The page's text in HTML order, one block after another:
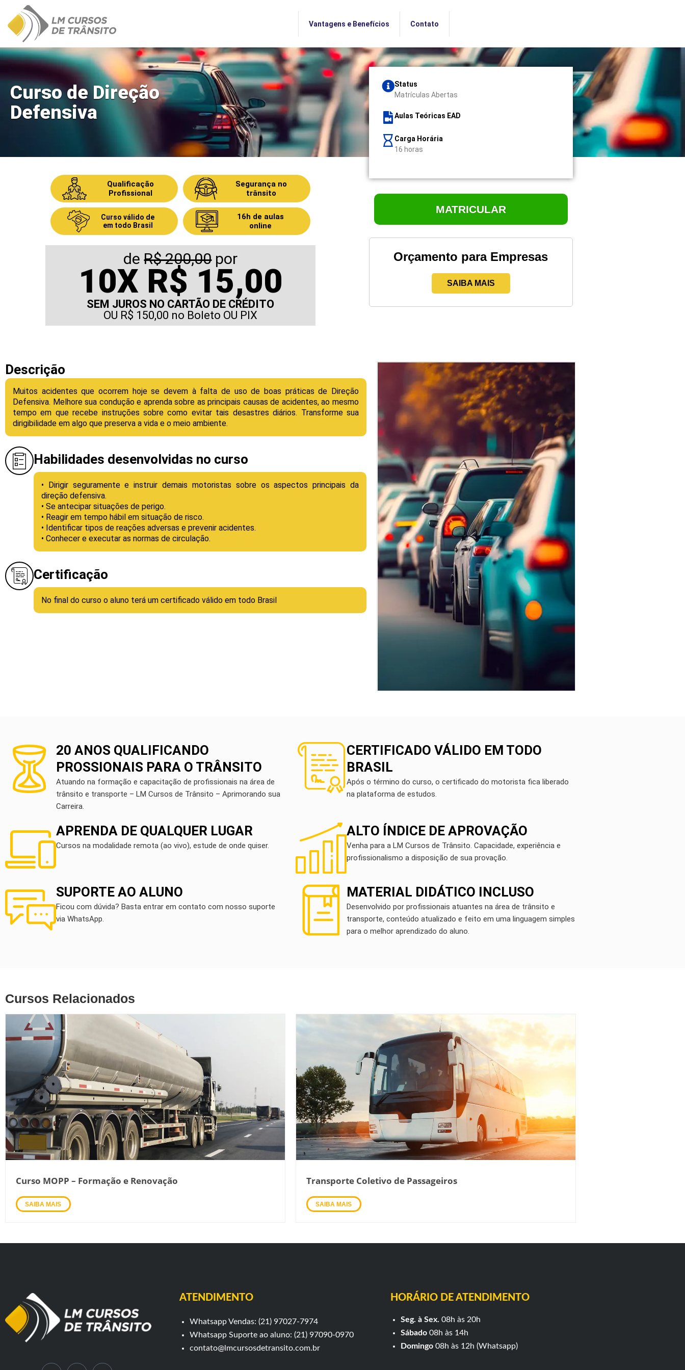
para
conteúdo
Vantagens e Benefícios Contato
Curso de Direção
Defensiva
Qualificação
Profissional
Segurança no
trânsito
Curso válido de
em todo Brasil
16h de aulas
online
deR$ 200,00por
10XR$ 15,00
SEM JUROS NO CARTÃO DE CRÉDITO
OU R$ 150,00 no Boleto OU PIX
Status
Matrículas Abertas
Aulas Teóricas EAD
Carga Horária
16 horas
MATRICULAR
Orçamento para Empresas
SAIBA MAIS
Descrição
Muitos acidentes que ocorrem hoje se devem à falta de uso de boas práticas de Direção
Defensiva. Melhore sua condução e aprenda sobre as principais causas de acidentes, ao mesmo
tempo em que recebe instruções sobre como evitar tais desastres diários. Transforme sua
dirigibilidade em algo que preserva a vida e o meio ambiente.
Habilidades desenvolvidas no curso
• Dirigir seguramente e instruir demais motoristas sobre os aspectos principais da
direção defensiva.
• Se antecipar situações de perigo.
• Reagir em tempo hábil em situação de risco.
• Identificar tipos de reações adversas e prevenir acidentes.
• Conhecer e executar as normas de circulação.
Certificação
No final do curso o aluno terá um certificado válido em todo Brasil
20 ANOS QUALIFICANDO
PROSSIONAIS PARA O TRÂNSITO
Atuando na formação e capacitação de profissionais na área de
trânsito e transporte – LM Cursos de Trânsito – Aprimorando sua
Carreira.
CERTIFICADO VÁLIDO EM TODO
BRASIL
Após o término do curso, o certificado do motorista fica liberado
na plataforma de estudos.
APRENDA DE QUALQUER LUGAR
Cursos na modalidade remota (ao vivo), estude de onde quiser.
ALTO ÍNDICE DE APROVAÇÃO
Venha para a LM Cursos de Trânsito. Capacidade, experiência e
profissionalismo a disposição de sua provação.
SUPORTE AO ALUNO
Ficou com dúvida? Basta entrar em contato com nosso suporte
via WhatsApp.
MATERIAL DIDÁTICO INCLUSO
Desenvolvido por profissionais atuantes na área de trânsito e
transporte, conteúdo atualizado e feito em uma linguagem simples
para o melhor aprendizado do aluno.
Cursos Relacionados
Curso MOPP – Formação e Renovação
SAIBA MAIS
Transporte Coletivo de Passageiros
SAIBA MAIS
ATENDIMENTO
Whatsapp Vendas: (21) 97027-7974
Whatsapp Suporte ao aluno: (21) 97090-0970
contato@lmcursosdetransito.com.br
HORÁRIO DE ATENDIMENTO
Seg. à Sex. 08h às 20h
Sábado 08h às 14h
Domingo 08h às 12h (Whatsapp)